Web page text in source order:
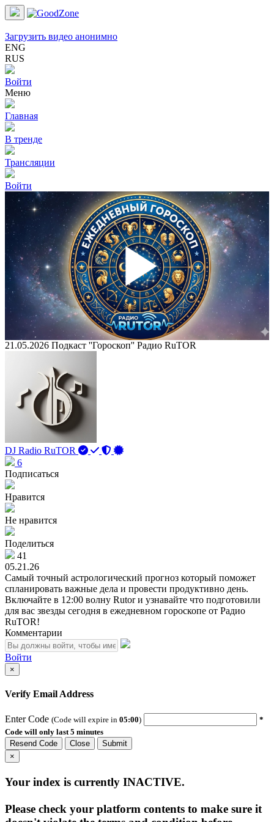
Загрузить видео анонимно
ENG
RUS
Войти
Меню
Главная
В тренде
Трансляции
Войти
Play
21.05.2026 Подкаст ''Гороскоп'' Радио RuTOR
DJ Radio RuTOR
6
Подписаться
Нравится
Не нравится
Поделиться
41
05.21.26
Самый точный астрологический прогноз который поможет
спланировать важные дела и провести продуктивно день.
Включайте в 12:00 волну Rutor и узнавайте что подготовили
для вас звезды сегодня в ежедневном гороскопе от Радио
RuTOR!
Комментарии
Войти
×
Verify Email Address
Enter Code (Code will expire in 05:00)
*
Code will only last 5 minutes
Resend Code
Close
Submit
×
Your index is currently INACTIVE.
Please check your platform contents to make sure it